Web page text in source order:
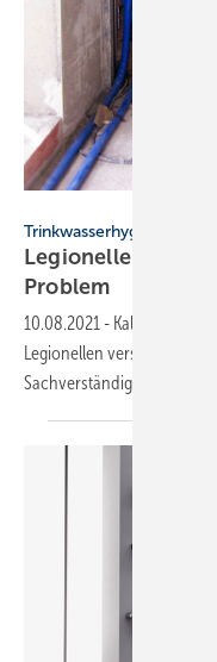
Trinkwasserhygiene
Legionellen: So
Problem
10.08.2021 - Kaltwasser,
Legionellen verseucht
Sachverständigenpraxis